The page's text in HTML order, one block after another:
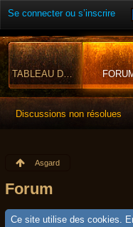
Se connecter ou s’inscrire
TABLEAU DE BORD
Discussions non résolues
Asgard
Forum
Ce site utilise des cookies.